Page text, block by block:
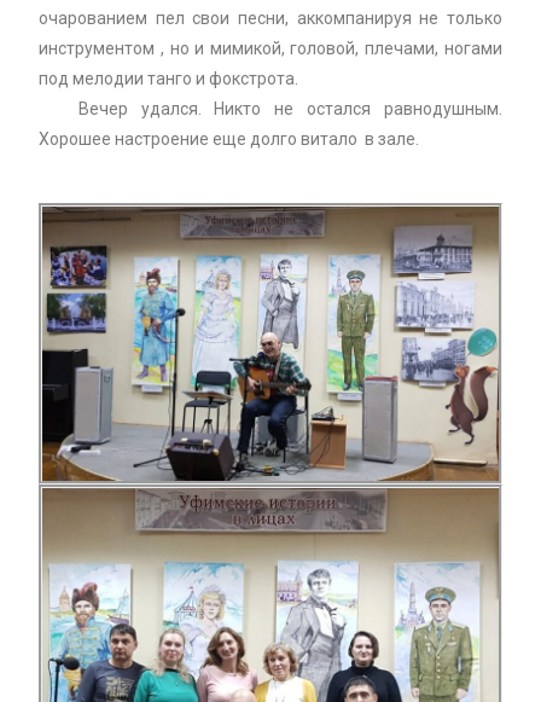
очарованием пел свои песни, аккомпанируя не только
инструментом , но и мимикой, головой, плечами, ногами
под мелодии танго и фокстрота.
Вечер удался. Никто не остался равнодушным.
Хорошее настроение еще долго витало в зале.